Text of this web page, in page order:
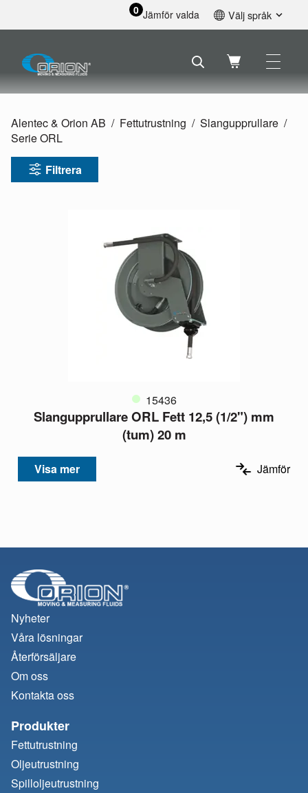
0 Jämför valda Välj språk
Svenska
Français
Nederlands
Deutsch
Alentec & Orion AB Fettutrustning
Slangupprullare
Serie ORL
Filtrera
15436
Slangupprullare ORL Fett 12,5 (1/2") mm
(tum) 20 m
Visa mer Jämför
Nyheter
Våra lösningar
Återförsäljare
Om oss
Kontakta oss
Produkter
Fettutrustning
Oljeutrustning
Spilloljeutrustning